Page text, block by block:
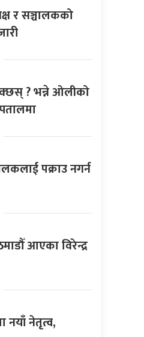
र सञ्चालकको
? भन्ने ओलीको
पक्राउ नगर्न
आएका विरेन्द्र
नयाँ नेतृत्व,